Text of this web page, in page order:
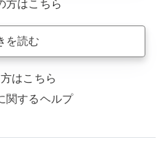
方はこちら
を読む
はこちら
関するヘルプ